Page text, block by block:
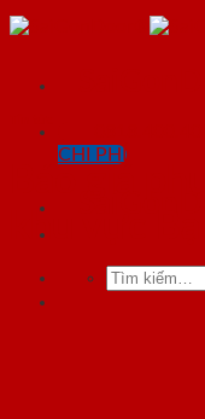
Skip
CHI PHÍ
Tìm
khu vực